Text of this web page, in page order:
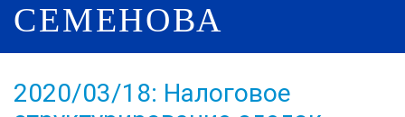
СЕМЕНОВА
2020/03/18: Налоговое